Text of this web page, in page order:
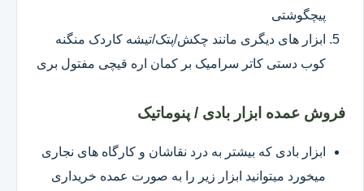
پیچگوشتی
ابزار های دیگری مانند چکش/پتک/تیشه کاردک منگنه
کوب دستی کاتر سرامیک بر کمان اره قیچی مفتول بری
فروش عمده ابزار بادی / پنوماتیک
ابزار بادی که بیشتر به درد نقاشان و کارگاه های نجاری
میخورد میتوانید ابزار زیر را به صورت عمده خریداری